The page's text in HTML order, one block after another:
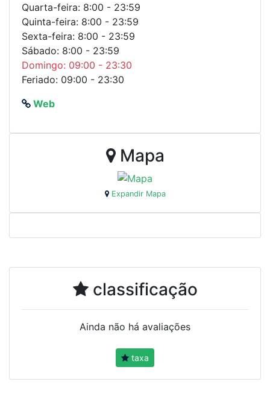
Quarta-feira: 8:00 - 23:59
Quinta-feira: 8:00 - 23:59
Sexta-feira: 8:00 - 23:59
Sábado: 8:00 - 23:59
Domingo: 09:00 - 23:30
Feriado: 09:00 - 23:30
Web
Mapa
Expandir Mapa
classificação
Ainda não há avaliações
taxa